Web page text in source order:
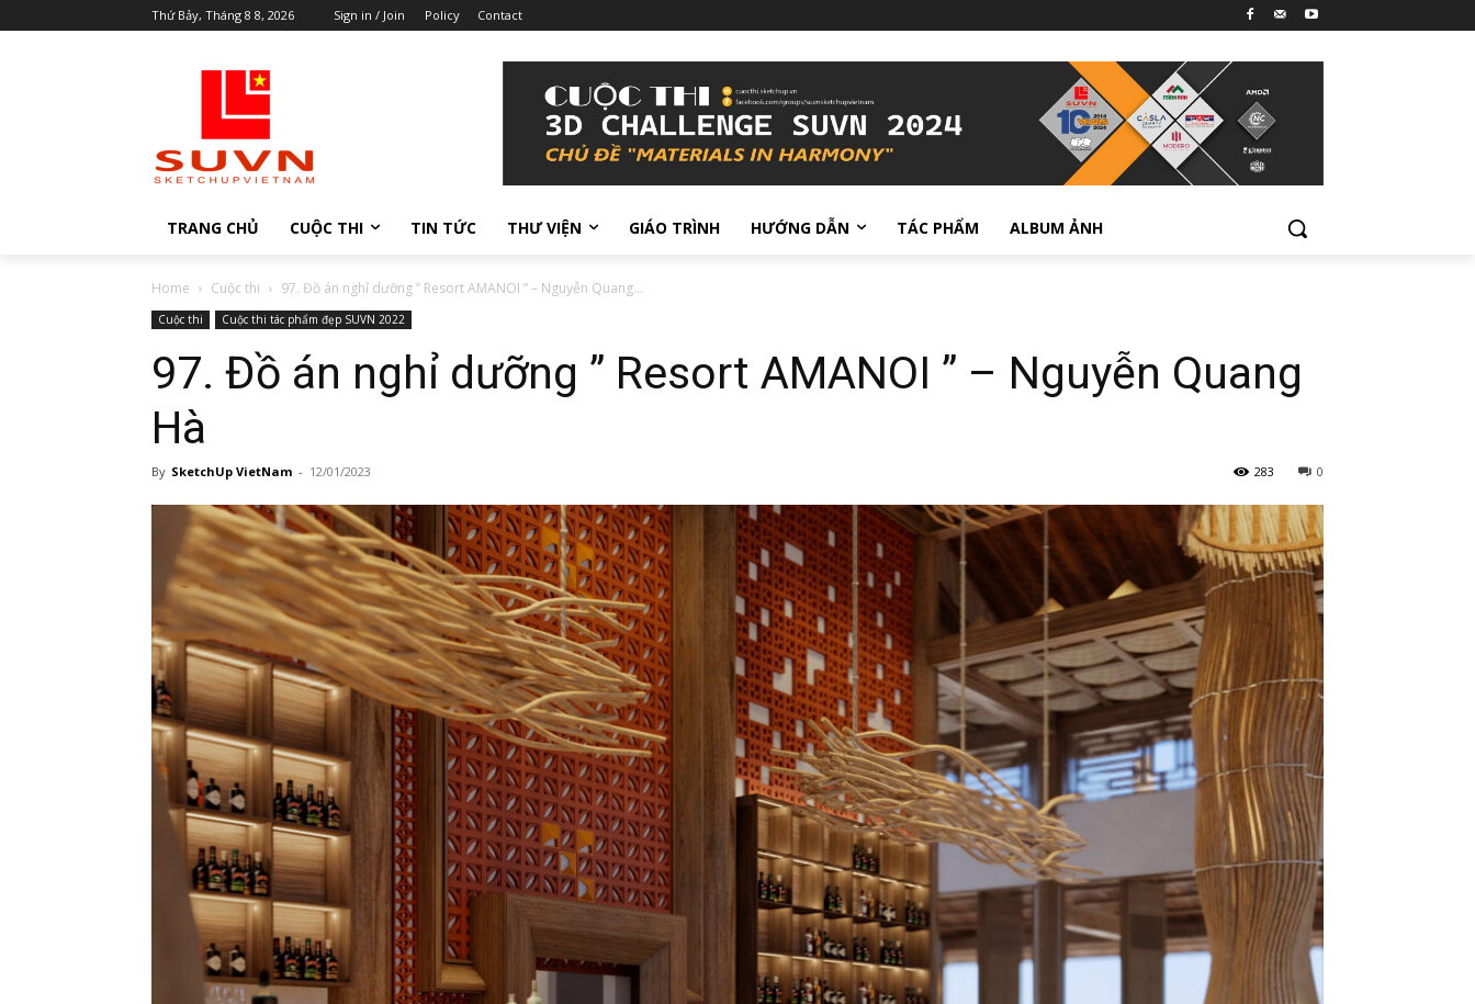
Thứ Bảy, Tháng 8 8, 2026 Sign in / Join Policy Contact
TRANG CHỦ CUỘC THI TIN TỨC THƯ VIỆN GIÁO TRÌNH HƯỚNG DẪN TÁC PHẨM ALBUM ẢNH
Home Cuộc thi 97. Đồ án nghỉ dưỡng ” Resort AMANOI ” – Nguyễn Quang...
Cuộc thi Cuộc thi tác phẩm đẹp SUVN 2022
97. Đồ án nghỉ dưỡng ” Resort AMANOI ” – Nguyễn Quang
Hà
By SketchUp VietNam - 12/01/2023 0
283